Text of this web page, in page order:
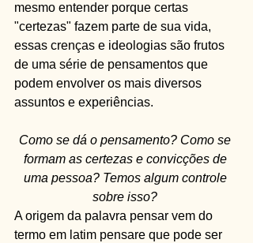
mesmo entender porque certas
"certezas" fazem parte de sua vida,
essas crenças e ideologias são frutos
de uma série de pensamentos que
podem envolver os mais diversos
assuntos e experiências.
Como se dá o pensamento? Como se
formam as certezas e convicções de
uma pessoa? Temos algum controle
sobre isso?
A origem da palavra pensar vem do
termo em latim pensare que pode ser